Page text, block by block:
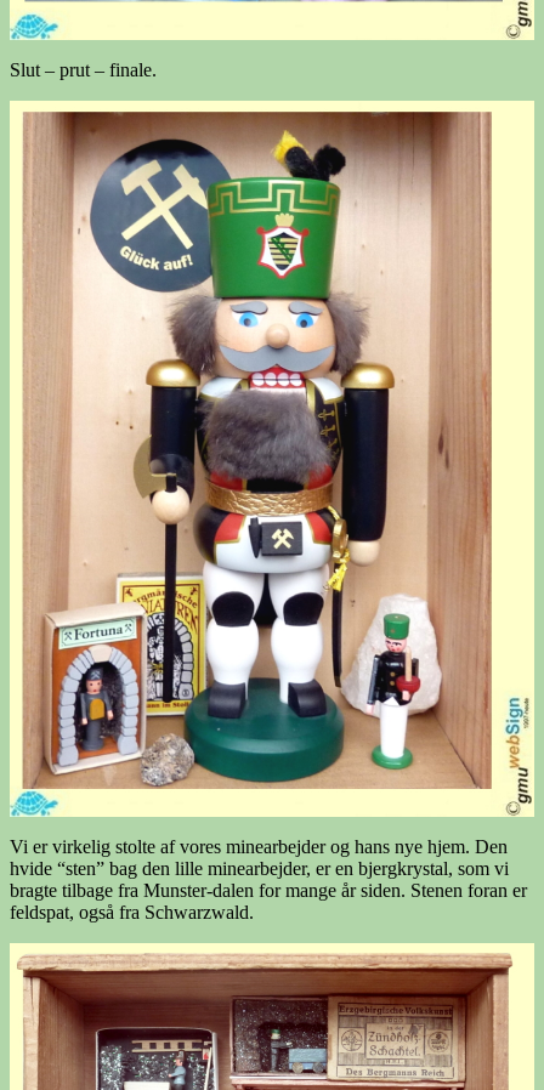
Slut – prut – finale.
Vi er virkelig stolte af vores minearbejder og hans nye hjem. Den
hvide “sten” bag den lille minearbejder, er en bjergkrystal, som vi
bragte tilbage fra Munster-dalen for mange år siden. Stenen foran er
feldspat, også fra Schwarzwald.